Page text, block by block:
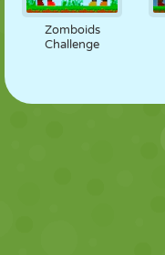
Zomboids
Challenge